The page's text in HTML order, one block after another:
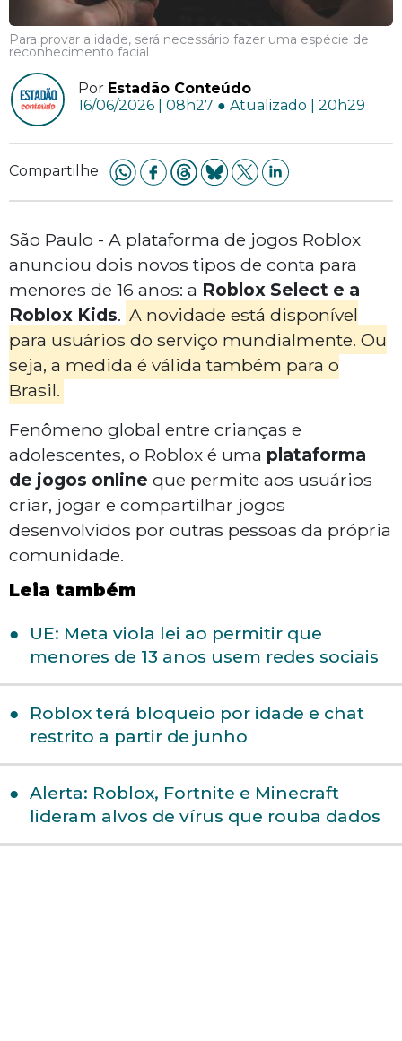
Para provar a idade, será necessário fazer uma espécie de
reconhecimento facial
Por Estadão Conteúdo
16/06/2026 | 08h27 ● Atualizado | 20h29
Compartilhe
São Paulo - A plataforma de jogos Roblox
anunciou dois novos tipos de conta para
menores de 16 anos: a Roblox Select e a
Roblox Kids. A novidade está disponível
para usuários do serviço mundialmente. Ou
seja, a medida é válida também para o
Brasil.
Fenômeno global entre crianças e
adolescentes, o Roblox é uma plataforma
de jogos online que permite aos usuários
criar, jogar e compartilhar jogos
desenvolvidos por outras pessoas da própria
comunidade.
Leia também
UE: Meta viola lei ao permitir que
menores de 13 anos usem redes sociais
Roblox terá bloqueio por idade e chat
restrito a partir de junho
Alerta: Roblox, Fortnite e Minecraft
lideram alvos de vírus que rouba dados